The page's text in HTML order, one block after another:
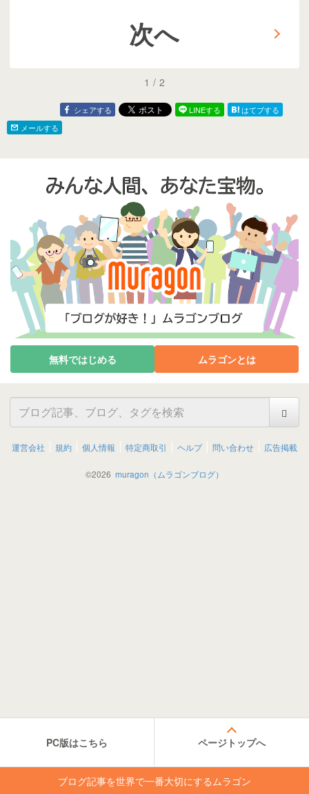
次へ
1 / 2
シェアする LINEする
はてブする
メールする
無料ではじめる ムラゴンとは
運営会社 規約 個人情報 特定商取引 ヘルプ 問い合わせ 広告掲載
©2026 muragon（ムラゴンブログ）
PC版はこちら ページトップへ
ブログ記事を世界で一番大切にするムラゴン